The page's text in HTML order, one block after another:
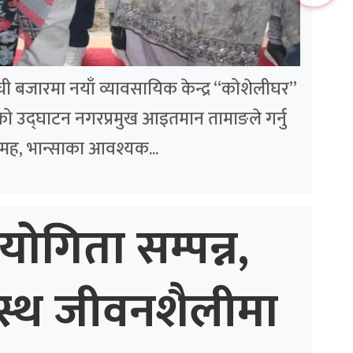
बजारमा नयाँ व्यावसायिक केन्द्र “कोशेलीघर”
उद्घाटन नगरप्रमुख आइतमान तामाङले गर्नु
भान्साका आवश्यक...
सम्पन्न,
जीवनशैलीमा